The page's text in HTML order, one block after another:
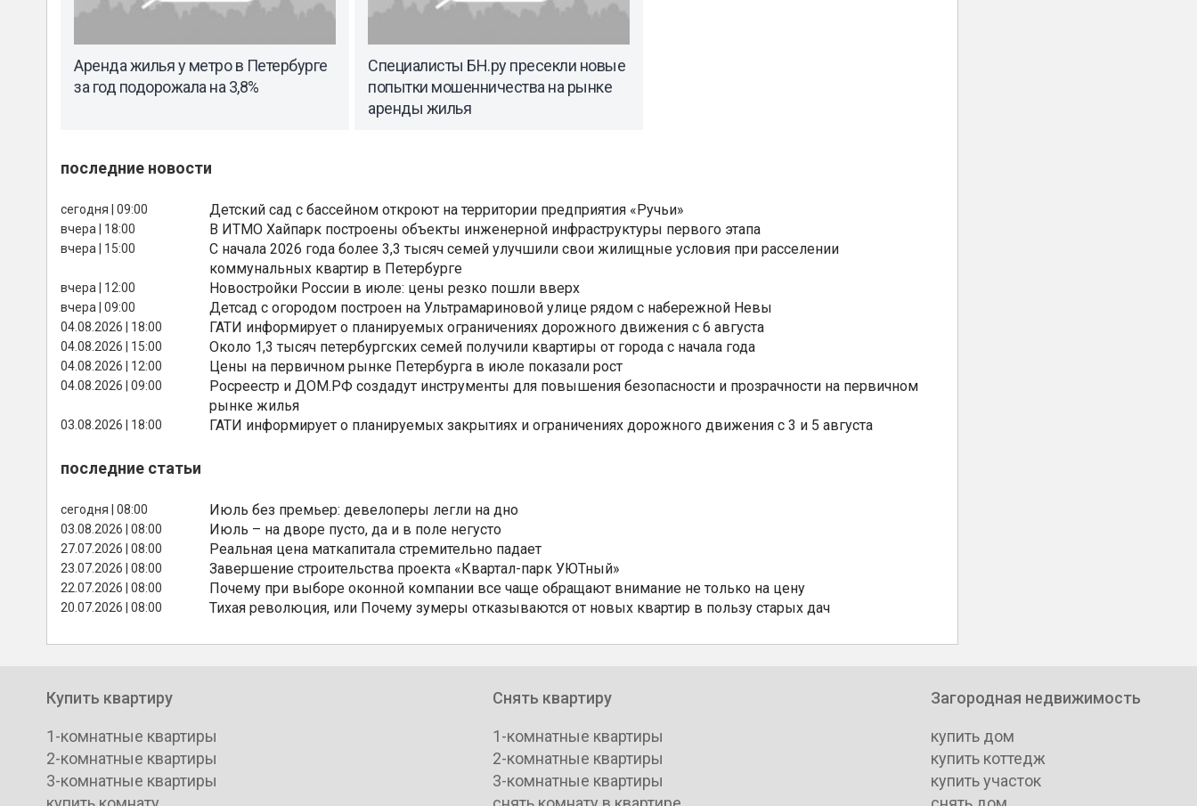
Аренда жилья у метро в Петербурге
за год подорожала на 3,8%
Специалисты БН.ру пресекли новые
попытки мошенничества на рынке
аренды жилья
последние новости
сегодня | 09:00 Детский сад с бассейном откроют на территории предприятия «Ручьи»
вчера | 18:00 В ИТМО Хайпарк построены объекты инженерной инфраструктуры первого этапа
вчера | 15:00
С начала 2026 года более 3,3 тысяч семей улучшили свои жилищные условия при расселении
коммунальных квартир в Петербурге
вчера | 12:00 Новостройки России в июле: цены резко пошли вверх
вчера | 09:00 Детсад с огородом построен на Ультрамариновой улице рядом с набережной Невы
04.08.2026 | 18:00 ГАТИ информирует о планируемых ограничениях дорожного движения с 6 августа
04.08.2026 | 15:00 Около 1,3 тысяч петербургских семей получили квартиры от города с начала года
04.08.2026 | 12:00 Цены на первичном рынке Петербурга в июле показали рост
04.08.2026 | 09:00
Росреестр и ДОМ.РФ создадут инструменты для повышения безопасности и прозрачности на первичном
рынке жилья
03.08.2026 | 18:00 ГАТИ информирует о планируемых закрытиях и ограничениях дорожного движения с 3 и 5 августа
последние статьи
сегодня | 08:00 Июль без премьер: девелоперы легли на дно
03.08.2026 | 08:00 Июль – на дворе пусто, да и в поле негусто
27.07.2026 | 08:00 Реальная цена маткапитала стремительно падает
23.07.2026 | 08:00 Завершение строительства проекта «Квартал-парк УЮТный»
22.07.2026 | 08:00 Почему при выборе оконной компании все чаще обращают внимание не только на цену
20.07.2026 | 08:00 Тихая революция, или Почему зумеры отказываются от новых квартир в пользу старых дач
Купить квартиру
1-комнатные квартиры
2-комнатные квартиры
3-комнатные квартиры
Снять квартиру
1-комнатные квартиры
2-комнатные квартиры
3-комнатные квартиры
Загородная недвижимость
купить дом
купить коттедж
купить участок